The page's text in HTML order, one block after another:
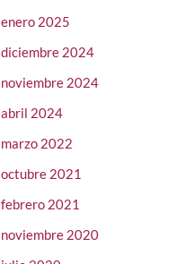
enero 2025
diciembre 2024
noviembre 2024
abril 2024
marzo 2022
octubre 2021
febrero 2021
noviembre 2020